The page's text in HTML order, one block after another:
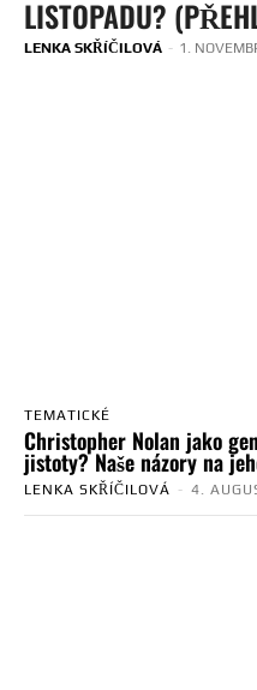
LISTOPADU?
LENKA SKŘÍČILOVÁ - 1.
TEMATICKÉ
Christopher Nolan jako
jistoty? Naše názory na
LENKA SKŘÍČILOVÁ - 4.